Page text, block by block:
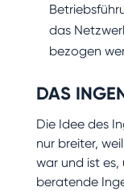
das
bezogen
DAS
Die Idee des
nur breiter,
war und ist
beratende